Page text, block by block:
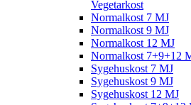
Vegetarkost
Normalkost 7 MJ
Normalkost 9 MJ
Normalkost 12 MJ
Normalkost 7+9+12
Sygehuskost 7 MJ
Sygehuskost 9 MJ
Sygehuskost 12 MJ